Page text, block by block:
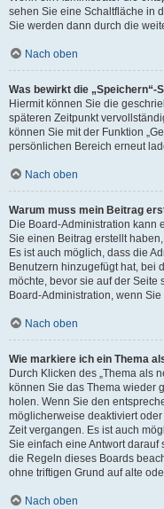
sehen Sie eine Schaltfläche in
Sie werden dann durch die
Nach oben
Was bewirkt die
Hiermit können Sie die
späteren Zeitpunkt
können Sie mit der Funktion
persönlichen Bereich erneut
Nach oben
Warum muss mein Beitrag
Die Board-Administration kann
Sie einen Beitrag erstellt
Es ist auch möglich, dass die
Benutzern hinzugefügt hat, bei
möchte, bevor sie auf der Seite
Board-Administration, wenn
Nach oben
Wie markiere ich ein Thema
Durch Klicken des „Thema als
können Sie das Thema wieder
holen. Wenn Sie den
möglicherweise deaktiviert
Zeit vergangen. Es ist auch
Sie einfach eine Antwort darauf
die Regeln dieses Boards
ohne triftigen Grund auf alte
Nach oben